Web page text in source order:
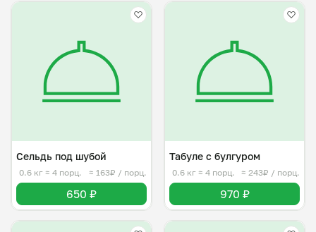
Сельдь под шубой
0.6 кг ≈ 4 порц. ≈ 163₽ / порц.
650 ₽
Табуле с булгуром
0.6 кг ≈ 4 порц. ≈ 243₽ / порц.
970 ₽